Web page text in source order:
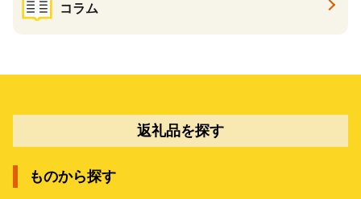
コラム
返礼品を探す
ものから探す